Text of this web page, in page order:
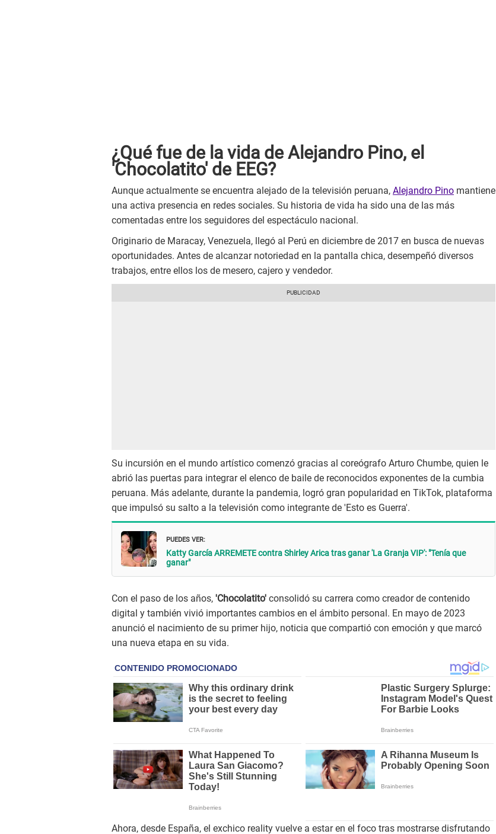
¿Qué fue de la vida de Alejandro Pino, el
'Chocolatito' de EEG?
Aunque actualmente se encuentra alejado de la televisión peruana, Alejandro Pino mantiene
una activa presencia en redes sociales. Su historia de vida ha sido una de las más
comentadas entre los seguidores del espectáculo nacional.
Originario de Maracay, Venezuela, llegó al Perú en diciembre de 2017 en busca de nuevas
oportunidades. Antes de alcanzar notoriedad en la pantalla chica, desempeñó diversos
trabajos, entre ellos los de mesero, cajero y vendedor.
Su incursión en el mundo artístico comenzó gracias al coreógrafo Arturo Chumbe, quien le
abrió las puertas para integrar el elenco de baile de reconocidos exponentes de la cumbia
peruana. Más adelante, durante la pandemia, logró gran popularidad en TikTok, plataforma
que impulsó su salto a la televisión como integrante de 'Esto es Guerra'.
PUEDES VER:
Katty García ARREMETE contra Shirley Arica tras ganar 'La Granja VIP': "Tenía que
ganar"
Con el paso de los años, 'Chocolatito' consolidó su carrera como creador de contenido
digital y también vivió importantes cambios en el ámbito personal. En mayo de 2023
anunció el nacimiento de su primer hijo, noticia que compartió con emoción y que marcó
una nueva etapa en su vida.
Ahora, desde España, el exchico reality vuelve a estar en el foco tras mostrarse disfrutando